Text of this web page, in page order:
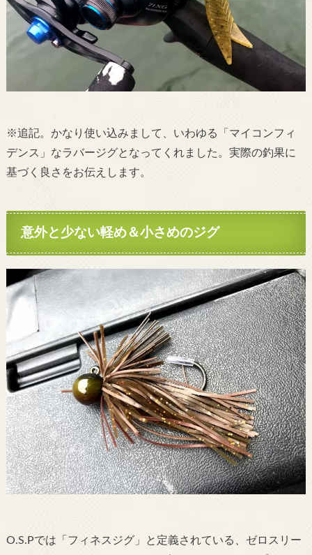
※追記。かなり使い込みまして、いわゆる「マイコンフィ
デンス」なラバージグとなってくれました。実際の釣果に
基づく良さをお伝えします。
意外と少ない軽め＆小さめのジグ
O.S.Pでは「フィネスジグ」と定義されている、ゼロスリー